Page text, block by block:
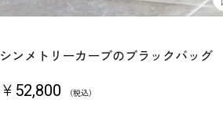
シンメトリーカーブのブラックバッグ
￥52,800 （税込）